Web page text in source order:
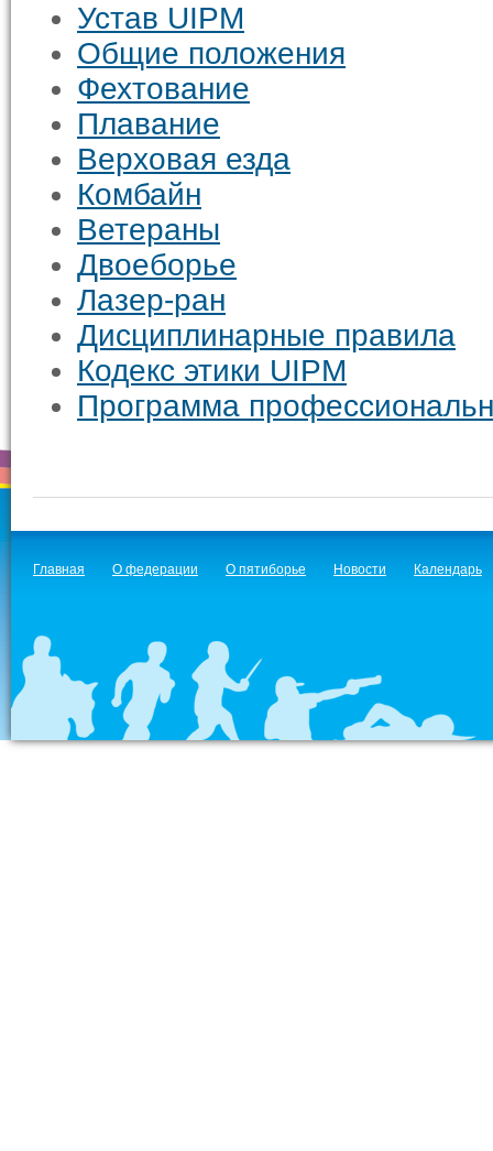
Устав UIPM
Общие положения
Фехтование
Плавание
Верховая езда
Комбайн
Ветераны
Двоеборье
Лазер-ран
Дисциплинарные правила
Кодекс этики UIPM
Программа
Главная О федерации О пятиборье Новости Календарь